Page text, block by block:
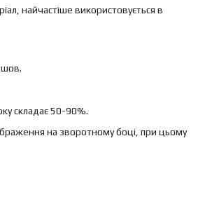
найчастіше використовується в
шов.
складає 50-90%.
на зворотному боці, при цьому